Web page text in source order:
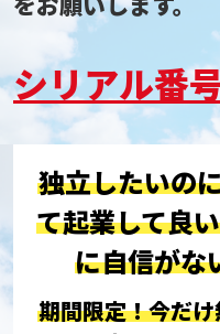
シリアル番
独立したいの
て起業して良
に自信がな
期間限定！今だ